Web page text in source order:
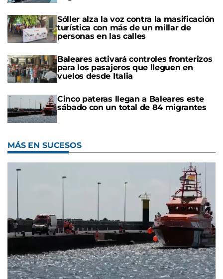
Sóller alza la voz contra la masificación
turística con más de un millar de
personas en las calles
Baleares activará controles fronterizos
para los pasajeros que lleguen en
vuelos desde Italia
Cinco pateras llegan a Baleares este
sábado con un total de 84 migrantes
MÁS EN SUCESOS